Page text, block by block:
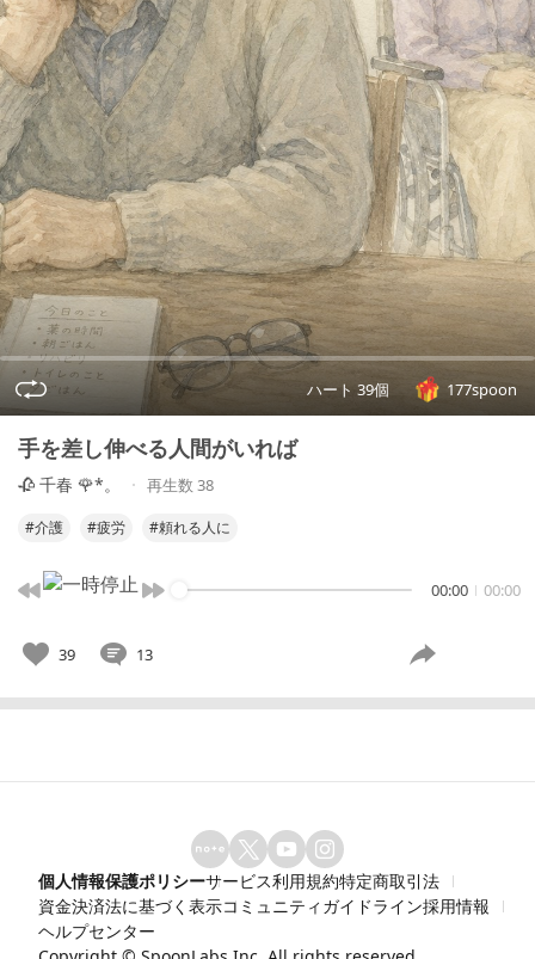
ハート 39個 177spoon
手を差し伸べる人間がいれば
🥀 千春 🌹*。 再生数 38
#介護 #疲労 #頼れる人に
00:00 00:00
39 13
個人情報保護ポリシーサービス利用規約特定商取引法
資金決済法に基づく表示コミュニティガイドライン採用情報
ヘルプセンター